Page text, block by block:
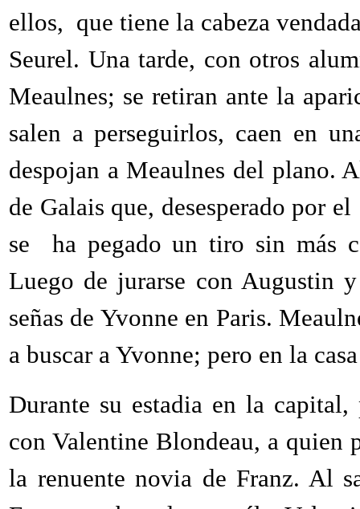
ellos, que tiene la cabeza
Seurel. Una tarde, con otros
Meaulnes; se retiran ante la
salen a perseguirlos, caen en
despojan a Meaulnes del plano.
de Galais que, desesperado por
se ha pegado un tiro sin más
Luego de jurarse con Augustin
señas de Yvonne en Paris.
a buscar a Yvonne; pero en la
Durante su estadia en la
con Valentine Blondeau, a quien
la renuente novia de Franz. Al